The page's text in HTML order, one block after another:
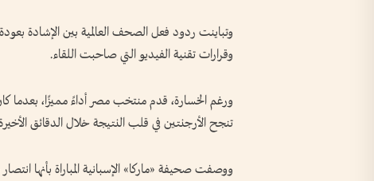
وتباينت ردود فعل الصحف العالمية بين الإشادة
وقرارات تقنية الفيديو التي صاحبت اللقاء.
ورغم الخسارة، قدم منتخب مصر أداءً مميزًا، بعدما
تنجح الأرجنتين في قلب النتيجة خلال الدقائق
ووصفت صحيفة «ماركا» الإسبانية المباراة بأنها